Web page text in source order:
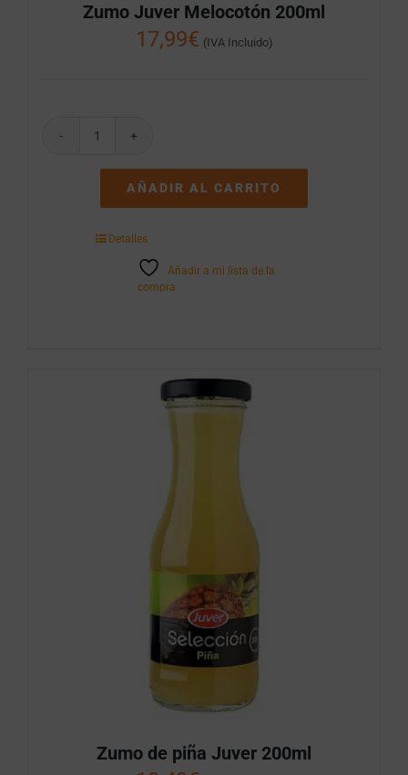
Zumo Juver Melocotón 200ml
17,99€ (IVA Incluido)
Zumo
Melocotón
200ml
AÑADIR AL CARRITO
Detalles
Añadir a mi lista de la
compra
Zumo de piña Juver 200ml